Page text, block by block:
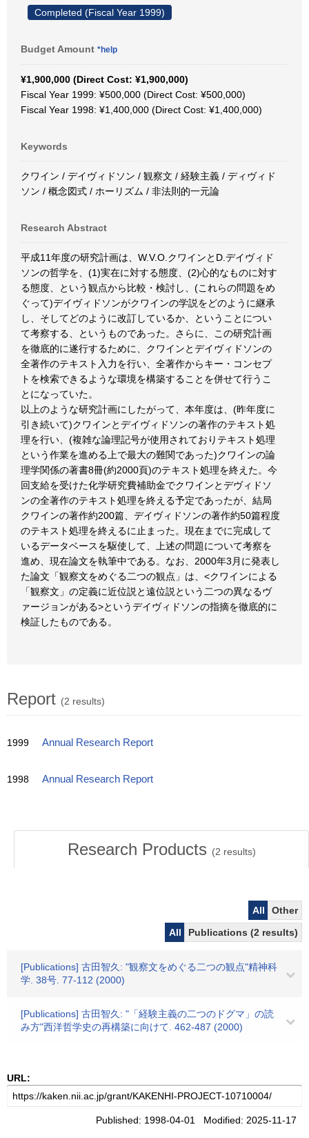
Completed (Fiscal Year 1999)
Budget Amount *help
¥1,900,000 (Direct Cost: ¥1,900,000)
Fiscal Year 1999: ¥500,000 (Direct Cost: ¥500,000)
Fiscal Year 1998: ¥1,400,000 (Direct Cost: ¥1,400,000)
Keywords
クワイン / デイヴィドソン / 観察文 / 経験主義 / ディヴィド
ソン / 概念図式 / ホーリズム / 非法則的一元論
Research Abstract
平成11年度の研究計画は、W.V.O.クワインとD.デイヴィド
ソンの哲学を、(1)実在に対する態度、(2)心的なものに対す
る態度、という観点から比較・検討し、(これらの問題をめ
ぐって)デイヴィドソンがクワインの学説をどのように継承
し、そしてどのように改訂しているか、ということについ
て考察する、というものであった。さらに、この研究計画
を徹底的に遂行するために、クワインとデイヴィドソンの
全著作のテキスト入力を行い、全著作からキー・コンセプ
トを検索できるような環境を構築することを併せて行うこ
とになっていた。
以上のような研究計画にしたがって、本年度は、(昨年度に
引き続いて)クワインとデイヴィドソンの著作のテキスト処
理を行い、(複雑な論理記号が使用されておりテキスト処理
という作業を進める上で最大の難関であった)クワインの論
理学関係の著書8冊(約2000頁)のテキスト処理を終えた。今
回支給を受けた化学研究費補助金でクワインとデヴィドソ
ンの全著作のテキスト処理を終える予定であったが、結局
クワインの著作約200篇、デイヴィドソンの著作約50篇程度
のテキスト処理を終えるに止まった。現在までに完成して
いるデータベースを駆使して、上述の問題について考察を
進め、現在論文を執筆中である。なお、2000年3月に発表し
た論文「観察文をめぐる二つの観点」は、<クワインによる
「観察文」の定義に近位説と遠位説という二つの異なるヴ
ァージョンがある>というデイヴィドソンの指摘を徹底的に
検証したものである。
Report (2 results)
1999 Annual Research Report
1998 Annual Research Report
Research Products (2 results)
All
Other
All
Publications (2 results)
[Publications] 古田智久: "観察文をめぐる二つの観点"精神科
学. 38号. 77-112 (2000)
[Publications] 古田智久: "「経験主義の二つのドグマ」の読
み方"西洋哲学史の再構築に向けて. 462-487 (2000)
URL:
Published: 1998-04-01 Modified: 2025-11-17